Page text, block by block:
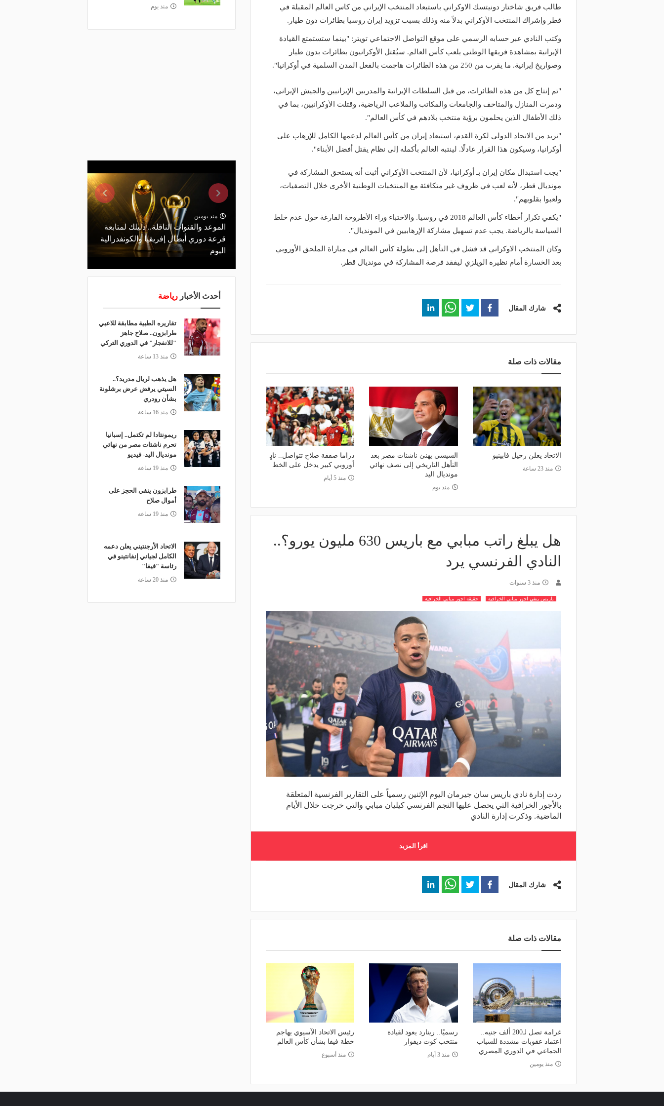
طالب فريق شاختار دونيتسك الاوكراني باستبعاد المنتخب الإيراني من كاس العالم المقبلة في
قطر وإشراك المنتخب الأوكراني بدلاً منه وذلك بسبب تزويد إيران روسيا بطائرات دون طيار.
وكتب النادي عبر حسابه الرسمي على موقع التواصل الاجتماعي تويتر: "بينما ستستمتع القيادة
الإيرانية بمشاهدة فريقها الوطني يلعب كأس العالم. سيُقتل الأوكرانيون بطائرات بدون طيار
وصواريخ إيرانية. ما يقرب من 250 من هذه الطائرات هاجمت بالفعل المدن السلمية في أوكرانيا".
"تم إنتاج كل من هذه الطائرات، من قبل السلطات الإيرانية والمدربين الإيرانيين والجيش الإيراني،
ودمرت المنازل والمتاحف والجامعات والمكاتب والملاعب الرياضية، وقتلت الأوكرانيين، بما في
ذلك الأطفال الذين يحلمون برؤية منتخب بلادهم في كأس العالم".
"نريد من الاتحاد الدولي لكرة القدم، استبعاد إيران من كأس العالم لدعمها الكامل للإرهاب على
أوكرانيا، وسيكون هذا القرار عادلًا. لينتبه العالم بأكمله إلى نظام يقتل أفضل الأبناء".
"يجب استبدال مكان إيران بـ أوكرانيا، لأن المنتخب الأوكراني أثبت أنه يستحق المشاركة في
مونديال قطر، لأنه لعب في ظروف غير متكافئة مع المنتخبات الوطنية الأخرى خلال التصفيات،
ولعبوا بقلوبهم".
"يكفي تكرار أخطاء كأس العالم 2018 في روسيا. والاختباء وراء الأطروحة الفارغة حول عدم خلط
السياسة بالرياضة. يجب عدم تسهيل مشاركة الإرهابيين في المونديال".
وكان المنتخب الاوكراني قد فشل في التأهل إلى بطولة كأس العالم في مباراة الملحق الأوروبي
بعد الخسارة أمام نظيره الويلزي ليفقد فرصة المشاركة في مونديال قطر.
شارك المقال
مقالات ذات صلة
الاتحاد يعلن رحيل فابينيو
منذ 23 ساعة
السيسي يهنئ ناشئات مصر بعد
التأهل التاريخي إلى نصف نهائي
مونديال اليد
منذ يوم
دراما صفقة صلاح تتواصل.. نادٍ
أوروبي كبير يدخل على الخط
منذ 5 أيام
هل يبلغ راتب مبابي مع باريس 630 مليون يورو؟..
النادي الفرنسي يرد
منذ 3 سنوات
باريس ينفي اجور مبابي الخرافية حقيقة اجور مبابي الخرافية
ردت إدارة نادي باريس سان جيرمان اليوم الإثنين رسمياً على التقارير الفرنسية المتعلقة
بالأجور الخرافية التي يحصل عليها النجم الفرنسي كيليان مبابي والتي خرجت خلال الأيام
الماضية. وذكرت إدارة النادي
اقرأ المزيد
شارك المقال
مقالات ذات صلة
غرامة تصل لـ200 ألف جنيه..
اعتماد عقوبات مشددة للسباب
الجماعي في الدوري المصري
منذ يومين
رسميًا.. رينارد يعود لقيادة
منتخب كوت ديفوار
منذ 3 أيام
رئيس الاتحاد الآسيوي يهاجم
خطة فيفا بشأن كأس العالم
منذ أسبوع
منذ يوم
منذ يومين
الموعد والقنوات الناقلة.. دليلك لمتابعة
قرعة دوري أبطال إفريقيا والكونفدرالية
اليوم
منذ 16 ساعة
عرض برشلونة بشأن رودري
منذ يوم
رمضان
والقنوات الناقلة.. دليلك لمتابعة
أحدث الأخبار رياضة
تقاريره الطبية مطابقة للاعبي
طرابزون.. صلاح جاهز
"للانفجار" في الدوري التركي
منذ 13 ساعة
هل يذهب لريال مدريد؟..
السيتي يرفض عرض برشلونة
بشأن رودري
منذ 16 ساعة
ريمونتادا لم تكتمل.. إسبانيا
تحرم ناشئات مصر من نهائي
مونديال اليد- فيديو
منذ 19 ساعة
طرابزون ينفي الحجز على
أموال صلاح
منذ 19 ساعة
الاتحاد الأرجنتيني يعلن دعمه
الكامل لجياني إنفانتينو في
رئاسة "فيفا"
منذ 20 ساعة